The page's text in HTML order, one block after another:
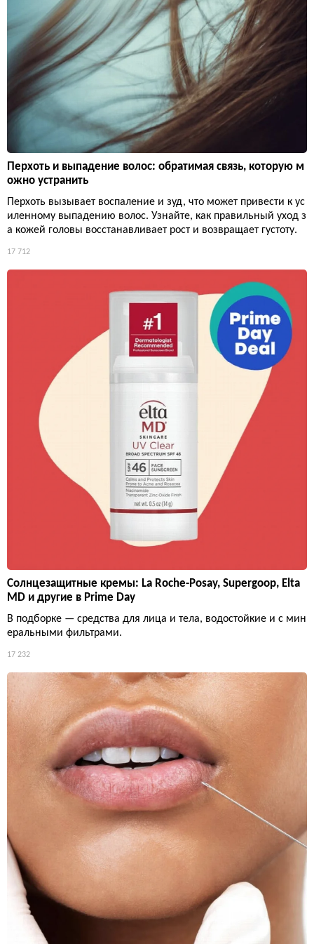
Перхоть и выпадение волос: обратимая связь, которую м
ожно устранить
Перхоть вызывает воспаление и зуд, что может привести к ус
иленному выпадению волос. Узнайте, как правильный уход з
а кожей головы восстанавливает рост и возвращает густоту.
17 712
Солнцезащитные кремы: La Roche-Posay, Supergoop, Elta
MD и другие в Prime Day
В подборке — средства для лица и тела, водостойкие и с мин
еральными фильтрами.
17 232